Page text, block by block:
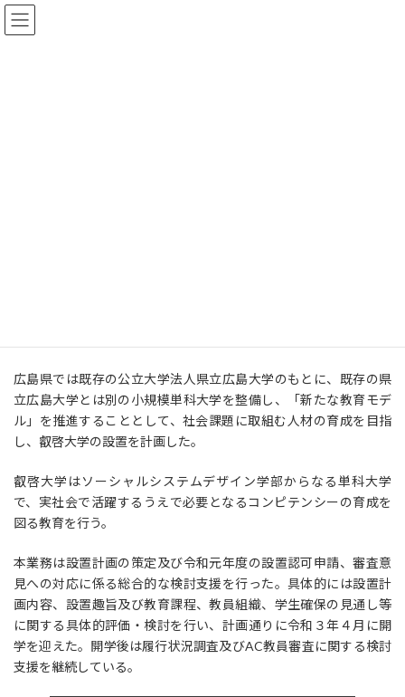
コ
ン
ナ
ビ
広島県では既存の公立大学法人県立広島大学のもとに、既存の県
立広島大学とは別の小規模単科大学を整備し、「新たな教育モデ
ル」を推進することとして、社会課題に取組む人材の育成を目指
し、叡啓大学の設置を計画した。
叡啓大学はソーシャルシステムデザイン学部からなる単科大学
で、実社会で活躍するうえで必要となるコンピテンシーの育成を
図る教育を行う。
本業務は設置計画の策定及び令和元年度の設置認可申請、審査意
見への対応に係る総合的な検討支援を行った。具体的には設置計
画内容、設置趣旨及び教育課程、教員組織、学生確保の見通し等
に関する具体的評価・検討を行い、計画通りに令和３年４月に開
学を迎えた。開学後は履行状況調査及びAC教員審査に関する検討
支援を継続している。